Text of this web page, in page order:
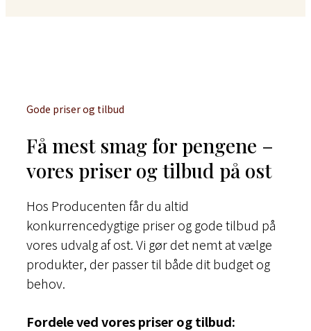
Gode priser og tilbud
Få mest smag for pengene –
vores priser og tilbud på ost
Hos Producenten får du altid
konkurrencedygtige priser og gode tilbud på
vores udvalg af ost. Vi gør det nemt at vælge
produkter, der passer til både dit budget og
behov.
Fordele ved vores priser og tilbud: